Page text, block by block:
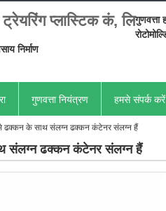
प्लास्टिक कं, लिगुणवत्ता
निर्माण
गुणवत्ता नियंत्रण हमसे संपर्क करें
ढक्कन के साथ संलग्न ढक्कन कंटेनर संलग्न हैं
संलग्न ढक्कन कंटेनर संलग्न हैं